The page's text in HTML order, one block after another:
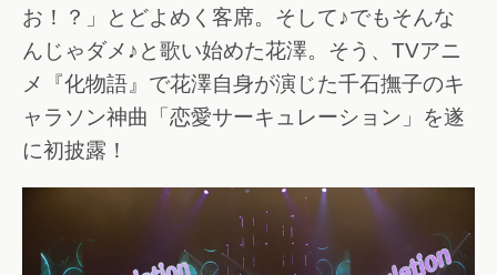
お！？」とどよめく客席。そして♪でもそんな
んじゃダメ♪と歌い始めた花澤。そう、TVアニ
メ『化物語』で花澤自身が演じた千石撫子のキ
ャラソン神曲「恋愛サーキュレーション」を遂
に初披露！